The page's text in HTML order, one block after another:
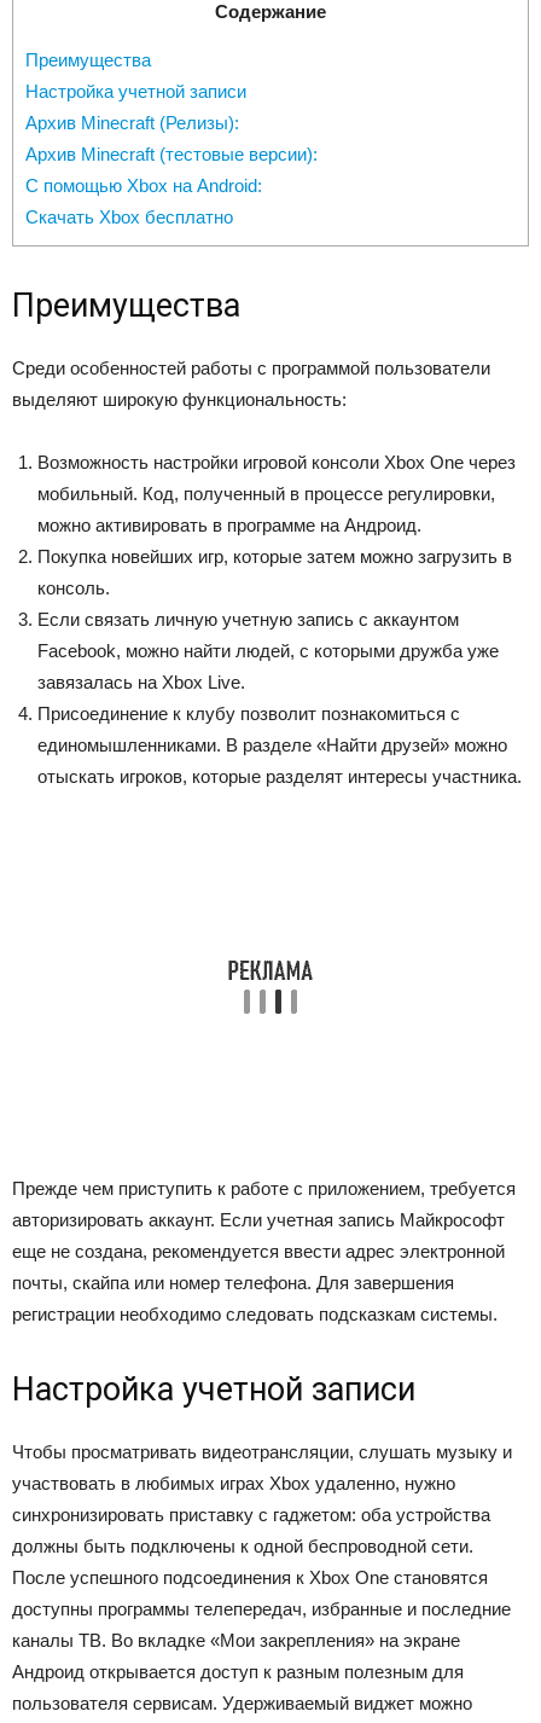
Содержание
Преимущества
Настройка учетной записи
Архив Minecraft (Релизы):
Архив Minecraft (тестовые версии):
С помощью Xbox на Android:
Скачать Xbox бесплатно
Преимущества
Среди особенностей работы с программой пользователи
выделяют широкую функциональность:
Возможность настройки игровой консоли Xbox One через
мобильный. Код, полученный в процессе регулировки,
можно активировать в программе на Андроид.
Покупка новейших игр, которые затем можно загрузить в
консоль.
Если связать личную учетную запись с аккаунтом
Facebook, можно найти людей, с которыми дружба уже
завязалась на Xbox Live.
Присоединение к клубу позволит познакомиться с
единомышленниками. В разделе «Найти друзей» можно
отыскать игроков, которые разделят интересы участника.
Прежде чем приступить к работе с приложением, требуется
авторизировать аккаунт. Если учетная запись Майкрософт
еще не создана, рекомендуется ввести адрес электронной
почты, скайпа или номер телефона. Для завершения
регистрации необходимо следовать подсказкам системы.
Настройка учетной записи
Чтобы просматривать видеотрансляции, слушать музыку и
участвовать в любимых играх Xbox удаленно, нужно
синхронизировать приставку с гаджетом: оба устройства
должны быть подключены к одной беспроводной сети.
После успешного подсоединения к Xbox One становятся
доступны программы телепередач, избранные и последние
каналы ТВ. Во вкладке «Мои закрепления» на экране
Андроид открывается доступ к разным полезным для
пользователя сервисам. Удерживаемый виджет можно